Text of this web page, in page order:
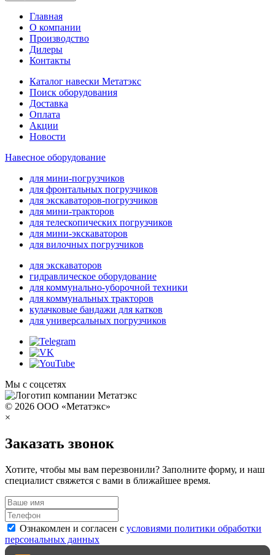
Главная
О компании
Производство
Дилеры
Контакты
Каталог навески Метатэкс
Поиск оборудования
Доставка
Оплата
Акции
Новости
Навесное оборудование
для мини-погрузчиков
для фронтальных погрузчиков
для экскаваторов-погрузчиков
для мини-тракторов
для телескопических погрузчиков
для мини-экскаваторов
для вилочных погрузчиков
для экскаваторов
гидравлическое оборудование
для коммунально-уборочной техники
для коммунальных тракторов
кулачковые бандажи для катков
для универсальных погрузчиков
Мы с соцсетях
© 2026 ООО «Метатэкс»
×
Заказать звонок
Хотите, чтобы мы вам перезвонили? Заполните форму, и наш
специалист свяжется с вами в ближайшее время.
Ознакомлен и согласен с условиями политики обработки
персональных данных